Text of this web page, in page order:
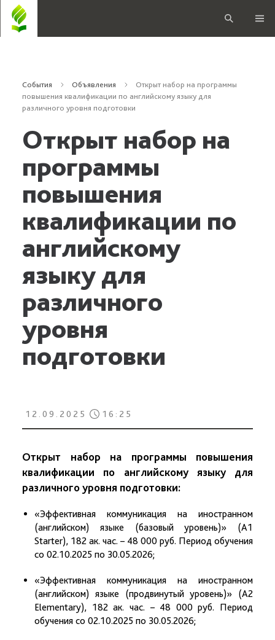
События Объявления
Открыт набор на программы
повышения квалификации по английскому языку для
различного уровня подготовки
Открыт набор на
программы
повышения
квалификации по
английскому
языку для
различного
уровня
подготовки
12.09.2025 16:25
Открыт набор на программы повышения
квалификации по английскому языку для
различного уровня подготовки:
«Эффективная коммуникация на иностранном
(английском) языке (базовый уровень)» (A1
Starter), 182 ак. час. – 48 000 руб. Период обучения
со 02.10.2025 по 30.05.2026;
«Эффективная коммуникация на иностранном
(английском) языке (продвинутый уровень)» (A2
Elementary), 182 ак. час. – 48 000 руб. Период
обучения со 02.10.2025 по 30.05.2026;